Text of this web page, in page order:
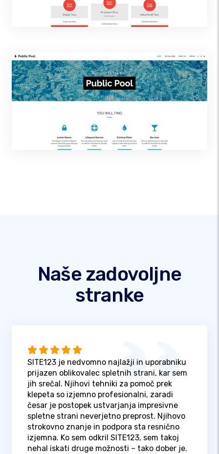
Naše zadovoljne
stranke
SITE123 je nedvomno najlažji in uporabniku
prijazen oblikovalec spletnih strani, kar sem
jih srečal. Njihovi tehniki za pomoč prek
klepeta so izjemno profesionalni, zaradi
česar je postopek ustvarjanja impresivne
spletne strani neverjetno preprost. Njihovo
strokovno znanje in podpora sta resnično
izjemna. Ko sem odkril SITE123, sem takoj
nehal iskati druge možnosti – tako dober je.